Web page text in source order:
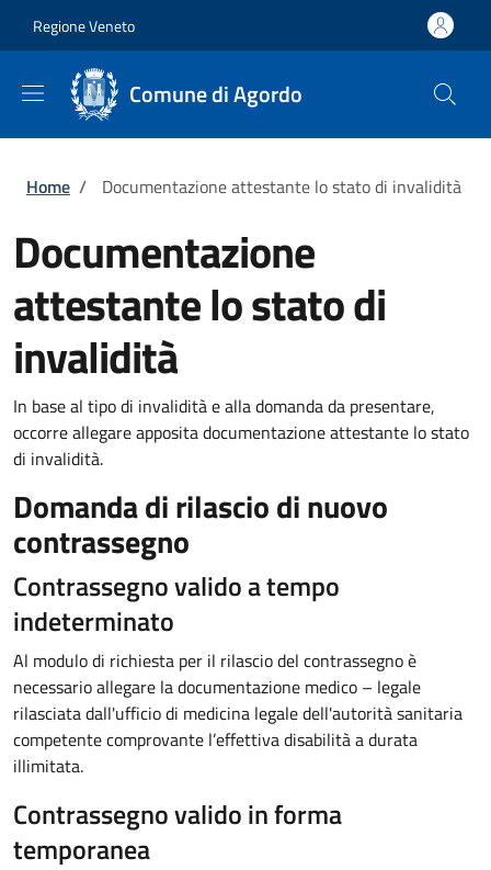
Regione Veneto
Comune di Agordo
Briciole di pane
Home / Documentazione attestante lo stato di invalidità
Documentazione
attestante lo stato di
invalidità
In base al tipo di invalidità e alla domanda da presentare,
occorre allegare apposita documentazione attestante lo stato
di invalidità.
Domanda di rilascio di nuovo
contrassegno
Contrassegno valido a tempo
indeterminato
Al modulo di richiesta per il rilascio del contrassegno è
necessario allegare la documentazione medico – legale
rilasciata dall'ufficio di medicina legale dell'autorità sanitaria
competente comprovante l’effettiva disabilità a durata
illimitata.
Contrassegno valido in forma
temporanea